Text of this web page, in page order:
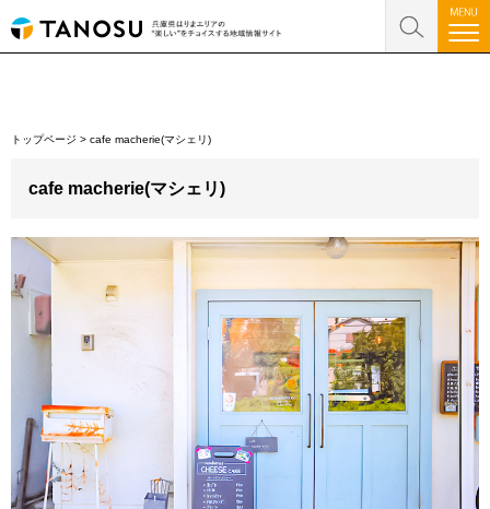
トップページ >cafe macherie(マシェリ)
cafe macherie(マシェリ)